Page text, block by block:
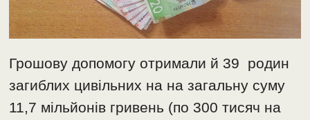
Грошову допомогу отримали й 39 родин
загиблих цивільних на на загальну суму
11,7 мільйонів ​​гривень (по 300 тисяч на